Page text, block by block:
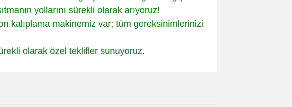
yollarını sürekli olarak arıyoruz!
kalıplama makinemiz var; tüm gereksinimlerinizi
olarak özel teklifler sunuyoruz.